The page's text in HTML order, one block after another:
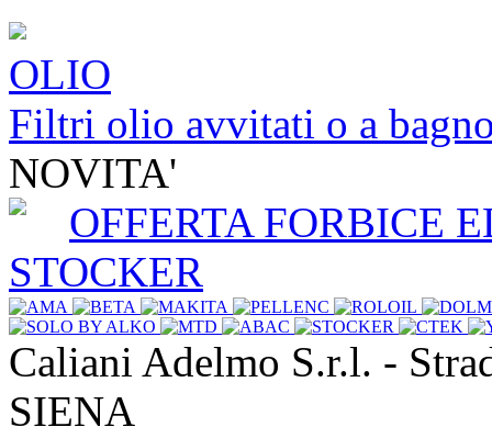
OLIO
Filtri olio avvitati o a
NOVITA'
OFFERTA FORBICE
STOCKER
Caliani Adelmo S.r.l. -
SIENA